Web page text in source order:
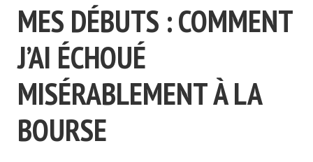
MES DÉBUTS : COMMENT
J’AI ÉCHOUÉ
MISÉRABLEMENT À LA
BOURSE